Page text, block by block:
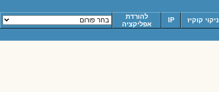
ניקוי קוקיז IP
להורדת
אפליקציה